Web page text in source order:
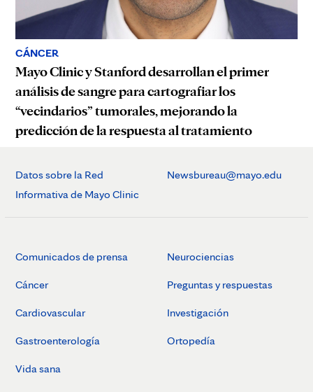
CÁNCER
Mayo Clinic y Stanford desarrollan el primer
análisis de sangre para cartografiar los
“vecindarios” tumorales, mejorando la
predicción de la respuesta al tratamiento
Datos sobre la Red
Informativa de Mayo Clinic
Newsbureau@mayo.edu
Comunicados de prensa
Cáncer
Cardiovascular
Gastroenterología
Vida sana
Neurociencias
Preguntas y respuestas
Investigación
Ortopedía